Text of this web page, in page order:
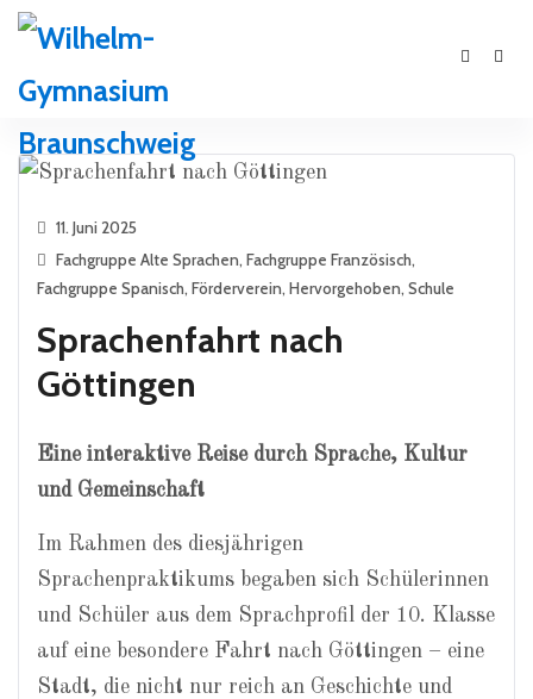
11. Juni 2025
Fachgruppe Alte Sprachen, Fachgruppe Französisch,
Fachgruppe Spanisch, Förderverein, Hervorgehoben, Schule
Sprachenfahrt nach
Göttingen
Eine interaktive Reise durch Sprache, Kultur
und Gemeinschaft
Im Rahmen des diesjährigen
Sprachenpraktikums begaben sich Schülerinnen
und Schüler aus dem Sprachprofil der 10. Klasse
auf eine besondere Fahrt nach Göttingen – eine
Stadt, die nicht nur reich an Geschichte und